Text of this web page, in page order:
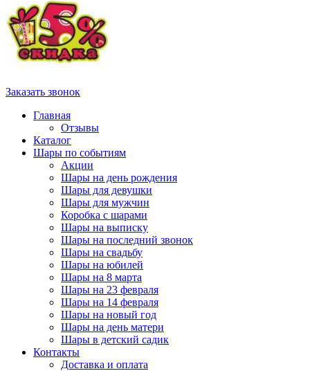
Заказать звонок
Главная
Отзывы
Каталог
Шары по событиям
Акции
Шары на день рождения
Шары для девушки
Шары для мужчин
Коробка с шарами
Шары на выписку
Шары на последний звонок
Шары на свадьбу
Шары на юбилей
Шары на 8 марта
Шары на 23 февраля
Шары на 14 февраля
Шары на новый год
Шары на день матери
Шары в детский садик
Контакты
Доставка и оплата